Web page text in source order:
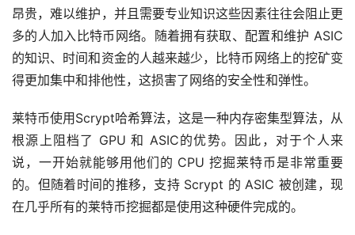
昂贵，难以维护，并且需要专业知识这些因素往往会阻止更
多的人加入比特币网络。随着拥有获取、配置和维护 ASIC
的知识、时间和资金的人越来越少，比特币网络上的挖矿变
得更加集中和排他性，这损害了网络的安全性和弹性。
莱特币使用Scrypt哈希算法，这是一种内存密集型算法，从
根源上阻档了 GPU 和 ASIC的优势。因此，对于个人来
说，一开始就能够用他们的 CPU 挖掘莱特币是非常重要
的。但随着时间的推移，支持 Scrypt 的 ASIC 被创建，现
在几乎所有的莱特币挖掘都是使用这种硬件完成的。